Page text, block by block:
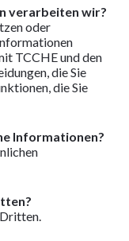
verarbeiten wir?
oder
TCCHE und den
die Sie
die Sie
Informationen?